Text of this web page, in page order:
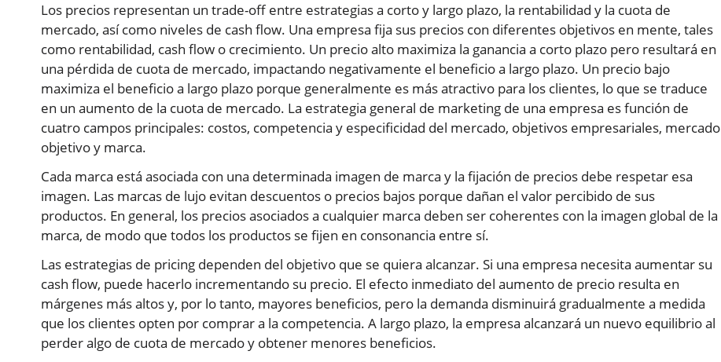
Los precios representan un trade-off entre estrategias a corto y largo plazo, la rentabilidad y la cuota de
mercado, así como niveles de cash flow. Una empresa fija sus precios con diferentes objetivos en mente, tales
como rentabilidad, cash flow o crecimiento. Un precio alto maximiza la ganancia a corto plazo pero resultará en
una pérdida de cuota de mercado, impactando negativamente el beneficio a largo plazo. Un precio bajo
maximiza el beneficio a largo plazo porque generalmente es más atractivo para los clientes, lo que se traduce
en un aumento de la cuota de mercado. La estrategia general de marketing de una empresa es función de
cuatro campos principales: costos, competencia y especificidad del mercado, objetivos empresariales, mercado
objetivo y marca.
Cada marca está asociada con una determinada imagen de marca y la fijación de precios debe respetar esa
imagen. Las marcas de lujo evitan descuentos o precios bajos porque dañan el valor percibido de sus
productos. En general, los precios asociados a cualquier marca deben ser coherentes con la imagen global de la
marca, de modo que todos los productos se fijen en consonancia entre sí.
Las estrategias de pricing dependen del objetivo que se quiera alcanzar. Si una empresa necesita aumentar su
cash flow, puede hacerlo incrementando su precio. El efecto inmediato del aumento de precio resulta en
márgenes más altos y, por lo tanto, mayores beneficios, pero la demanda disminuirá gradualmente a medida
que los clientes opten por comprar a la competencia. A largo plazo, la empresa alcanzará un nuevo equilibrio al
perder algo de cuota de mercado y obtener menores beneficios.